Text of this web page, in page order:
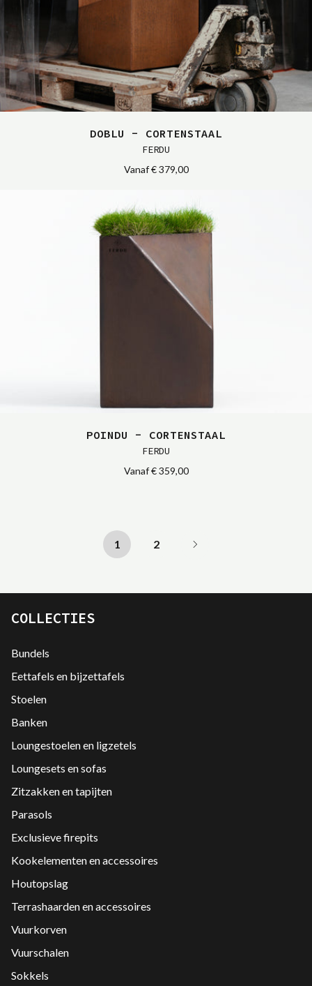
DOBLU - CORTENSTAAL
FERDU
Vanaf€ 379,00
POINDU - CORTENSTAAL
FERDU
Vanaf€ 359,00
1 2
COLLECTIES
Bundels
Eettafels en bijzettafels
Stoelen
Banken
Loungestoelen en ligzetels
Loungesets en sofas
Zitzakken en tapijten
Parasols
Exclusieve firepits
Kookelementen en accessoires
Houtopslag
Terrashaarden en accessoires
Vuurkorven
Vuurschalen
Sokkels